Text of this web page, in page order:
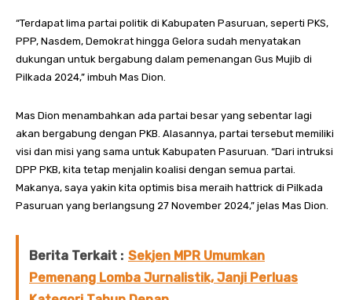
“Terdapat lima partai politik di Kabupaten Pasuruan, seperti PKS,
PPP, Nasdem, Demokrat hingga Gelora sudah menyatakan
dukungan untuk bergabung dalam pemenangan Gus Mujib di
Pilkada 2024,” imbuh Mas Dion.
Mas Dion menambahkan ada partai besar yang sebentar lagi
akan bergabung dengan PKB. Alasannya, partai tersebut memiliki
visi dan misi yang sama untuk Kabupaten Pasuruan. “Dari intruksi
DPP PKB, kita tetap menjalin koalisi dengan semua partai.
Makanya, saya yakin kita optimis bisa meraih hattrick di Pilkada
Pasuruan yang berlangsung 27 November 2024,” jelas Mas Dion.
Berita Terkait : Sekjen MPR Umumkan
Pemenang Lomba Jurnalistik, Janji Perluas